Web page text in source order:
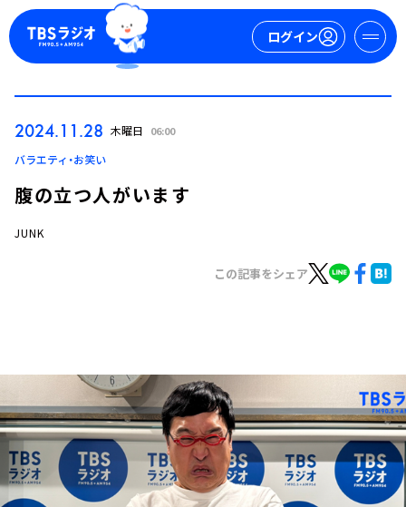
ログイン
ログイン
トピックス
TBS Podcast
お知らせ
イベント・グッズ
YouTube
会社情報
2024.11.28 木曜日 06:00
バラエティ・お笑い
腹の立つ人がいます
JUNK
この記事をシェア